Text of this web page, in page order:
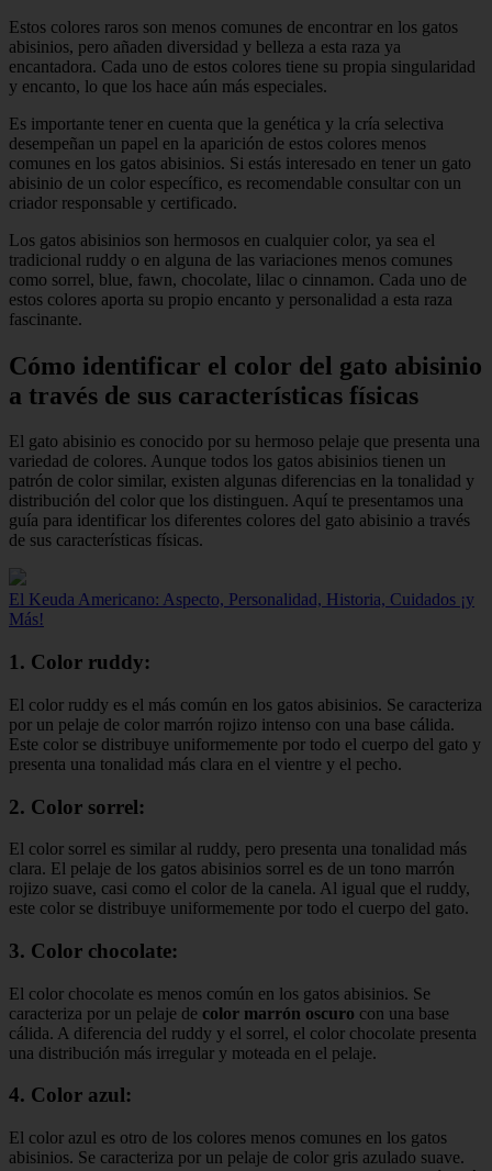
Estos colores raros son menos comunes de encontrar en los gatos
abisinios, pero añaden diversidad y belleza a esta raza ya
encantadora. Cada uno de estos colores tiene su propia singularidad
y encanto, lo que los hace aún más especiales.
Es importante tener en cuenta que la genética y la cría selectiva
desempeñan un papel en la aparición de estos colores menos
comunes en los gatos abisinios. Si estás interesado en tener un gato
abisinio de un color específico, es recomendable consultar con un
criador responsable y certificado.
Los gatos abisinios son hermosos en cualquier color, ya sea el
tradicional ruddy o en alguna de las variaciones menos comunes
como sorrel, blue, fawn, chocolate, lilac o cinnamon. Cada uno de
estos colores aporta su propio encanto y personalidad a esta raza
fascinante.
Cómo identificar el color del gato abisinio
a través de sus características físicas
El gato abisinio es conocido por su hermoso pelaje que presenta una
variedad de colores. Aunque todos los gatos abisinios tienen un
patrón de color similar, existen algunas diferencias en la tonalidad y
distribución del color que los distinguen. Aquí te presentamos una
guía para identificar los diferentes colores del gato abisinio a través
de sus características físicas.
El Keuda Americano: Aspecto, Personalidad, Historia, Cuidados ¡y
Más!
1. Color ruddy:
El color ruddy es el más común en los gatos abisinios. Se caracteriza
por un pelaje de color marrón rojizo intenso con una base cálida.
Este color se distribuye uniformemente por todo el cuerpo del gato y
presenta una tonalidad más clara en el vientre y el pecho.
2. Color sorrel:
El color sorrel es similar al ruddy, pero presenta una tonalidad más
clara. El pelaje de los gatos abisinios sorrel es de un tono marrón
rojizo suave, casi como el color de la canela. Al igual que el ruddy,
este color se distribuye uniformemente por todo el cuerpo del gato.
3. Color chocolate:
El color chocolate es menos común en los gatos abisinios. Se
caracteriza por un pelaje de color marrón oscuro con una base
cálida. A diferencia del ruddy y el sorrel, el color chocolate presenta
una distribución más irregular y moteada en el pelaje.
4. Color azul:
El color azul es otro de los colores menos comunes en los gatos
abisinios. Se caracteriza por un pelaje de color gris azulado suave.